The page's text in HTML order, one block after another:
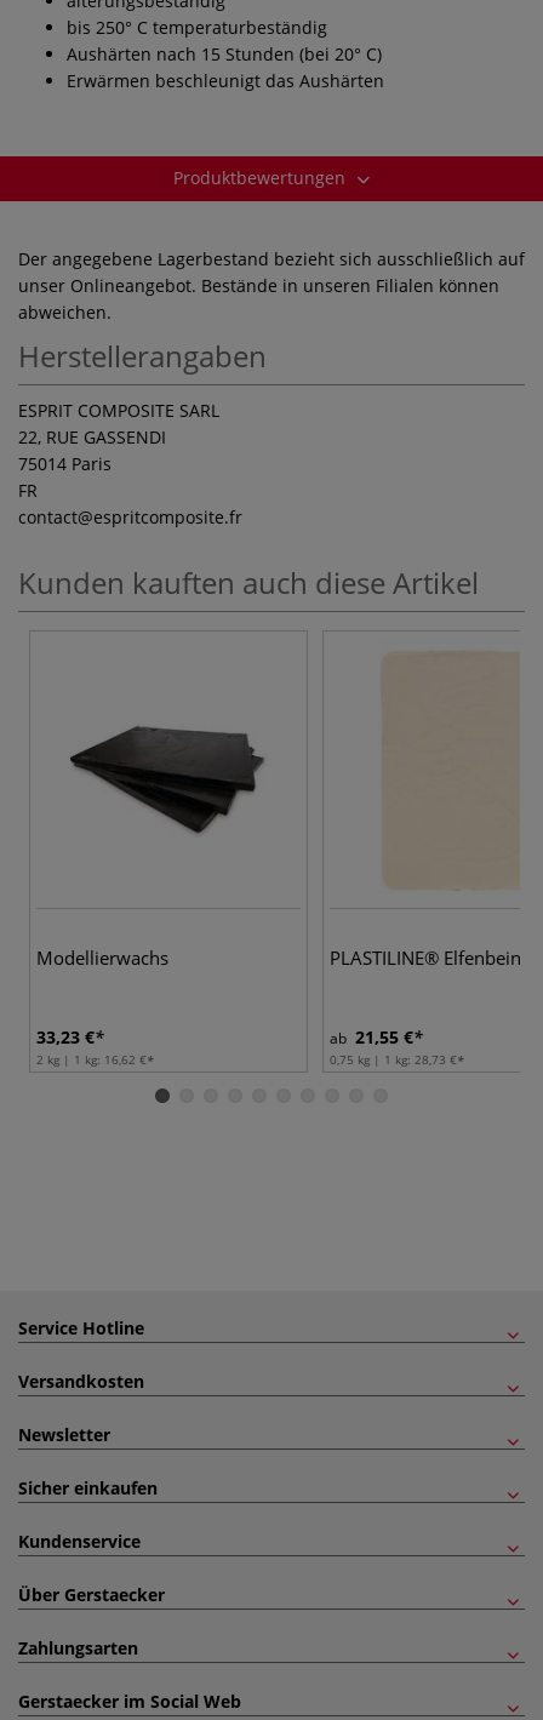
bis 250° C temperaturbeständig
Aushärten nach 15 Stunden (bei 20° C)
Erwärmen beschleunigt das Aushärten
Produktbewertungen
Der angegebene Lagerbestand bezieht sich ausschließlich auf
unser Onlineangebot. Bestände in unseren Filialen können
abweichen.
Herstellerangaben
ESPRIT COMPOSITE SARL
22, RUE GASSENDI
75014 Paris
FR
contact@espritcomposite.fr
Kunden kauften auch diese Artikel
Modellierwachs
33,23 €
2 kg | 1 kg: 16,62 €
PLASTILINE® Elfenbein
ab 21,55 €
0,75 kg | 1 kg: 28,73 €
Service Hotline
Versandkosten
Newsletter
Sicher einkaufen
Kundenservice
Über Gerstaecker
Zahlungsarten
Gerstaecker im Social Web